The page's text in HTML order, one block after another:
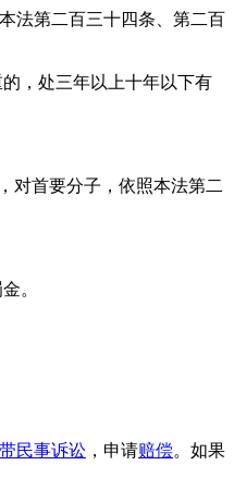
法第二百三十四条、第二百
，处三年以上十年以下有
对首要分子，依照本法第二
。
民事诉讼 ，申请赔偿。如果